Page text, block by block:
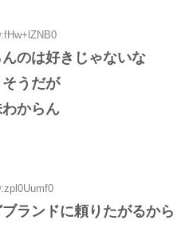
のは好きじゃないな
うだが
からん
ランドに頼りたがるから